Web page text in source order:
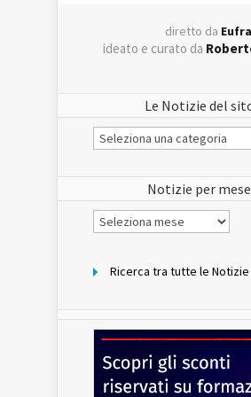
diretto da
ideato e curato da
Le Notizie del
Le
Notizie
Notizie per mese
Notizie
per
Ricerca tra tutte le